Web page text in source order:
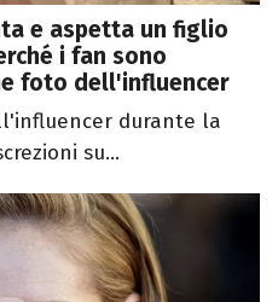
e aspetta un figlio
i fan sono
foto dell'influencer
durante la
su...